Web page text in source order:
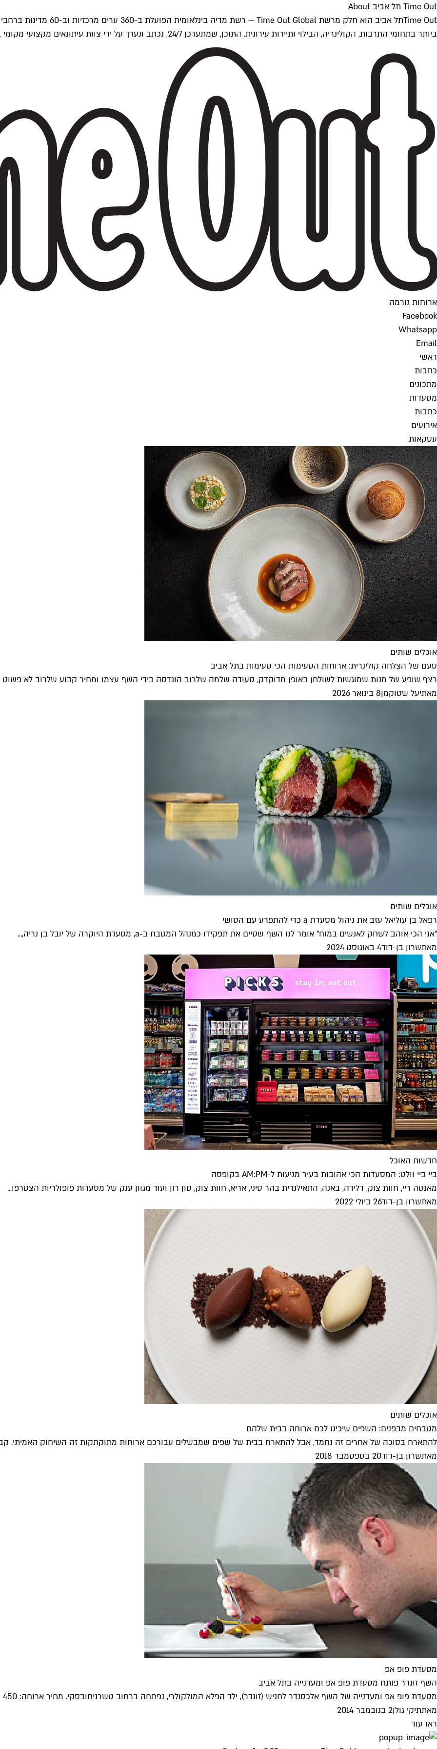
Time Out תל אביב About
ביותר בתחומי התרבות, הקולינריה, הבילוי ותיירות עירונית. התוכן, שמתעדכן 24/7, נכתב ונערך על ידי צוות עיתונאים מקצועי מקומי בישראל, בהתאם לסטנדרטים של Time Out העולמית.
ארוחות גורמה
Facebook
Whatsapp
Email
ראשי
כתבות
מתכונים
מסעדות
כתבות
אירועים
עסקאות
אוכלים שותים
טעם של הצלחה קולינרית: ארוחות הטעימות הכי טעימות בתל אביב
רצף שופע של מנות שמוגשות לשולחן באופן מדוקדק, סעודה שלמה שלרוב הונדסה בידי השף עצמו ומחיר קבוע שלרוב לא פשוט
מאתיעל שטוקמן8 בינואר 2026
אוכלים שותים
רפאל בן עוליאל עזב את ניהול מסעדת a כדי להתפרע עם הסושי
"אני הכי אוהב לשחק לאנשים במוח" אומר לנו השף שסיים את תפקידו כמנהל המטבח ב-a, מסעדת היוקרה של יובל בן נריה,...
מאתשרון בן-דוד4 באוגוסט 2024
חדשות האוכל
ביי ביי וולט: המסעדות הכי אהובות בעיר מגיעות ל-AM:PM בקופסה
מאנטה ריי, חוות צוק, דלידה, באנה, התאילנדית בהר סיני, אריא, חוות צוק, סון רון ועוד מגוון ענק של מסעדות פופולריות הצטרפו...
מאתשרון בן-דוד26 ביולי 2022
אוכלים שותים
מטבחים מבפנים: השפים שיכינו לכם ארוחה בבית שלהם
להתארח בסוכה של אחרים זה נחמד, אבל להתארח בבית של שפים שמבשלים עבורכם ארוחות מתוקתקות זה השיחוק האמיתי.
מאתשרון בן-דוד20 בספטמבר 2018
מסעדת פופ אפ
השף זונדר פותח מסעדת פופ אפ ומעדנייה בתל אביב
מסעדת פופ אפ ומעדנייה של השף אלכסנדר לחניש (זונדר), ילד הפלא המולקולרי, נפתחה ברחוב טשרניחובסקי. מחיר ארוחה: 450 ש"ח לסועד
מאתתיקי גולן2 בנובמבר 2014
ראו עוד